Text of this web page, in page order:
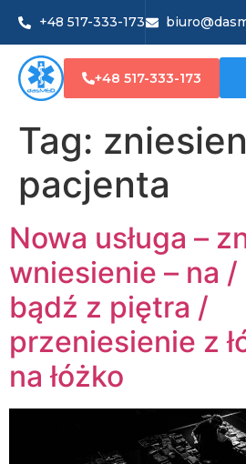
+48 517-333-173
+48 517-333-173
Tag:
pacjenta
Nowa usługa –
wniesienie – na
bądź z piętra /
przeniesienie z
na łóżko